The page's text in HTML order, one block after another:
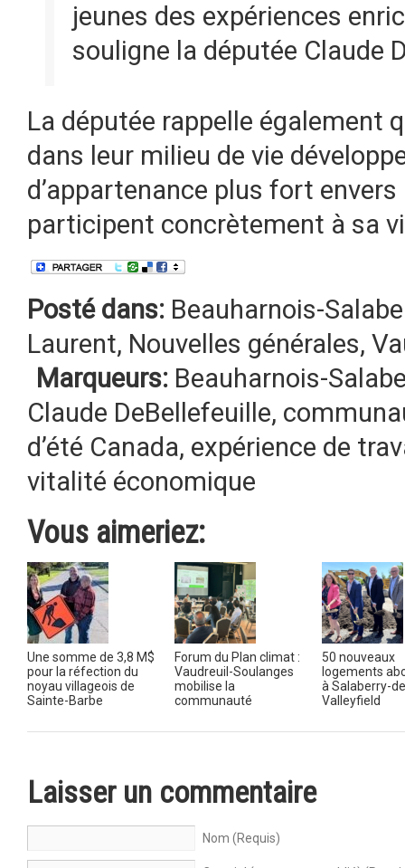
jeunes des expériences
souligne la députée Claude
La députée rappelle également
dans leur milieu de vie
d’appartenance plus fort
participent concrètement à sa
Posté dans: Beauharnois-
Laurent, Nouvelles générales,
Marqueurs: Beauharnois-
Claude DeBellefeuille,
d’été Canada, expérience de
vitalité économique
Vous aimeriez:
Une somme de 3,8 M$
pour la réfection du
noyau villageois de
Sainte-Barbe
Forum du Plan climat :
Vaudreuil-Soulanges
mobilise la
communauté
50 nouveaux
logements
à Salaberry-
Valleyfield
Laisser un commentaire
Nom (Requis)